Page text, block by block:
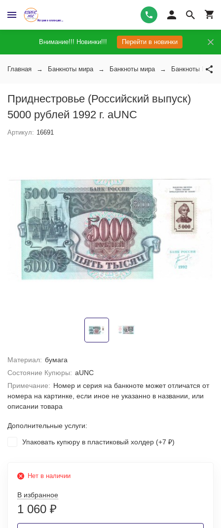
Внимание!!! Новинки!!! Перейти в новинки
Главная Банкноты мира Банкноты мира Банкноты
Приднестровье (Российский выпуск)
5000 рублей 1992 г. aUNC
Артикул: 16691
Материал: бумага
Состояние Купюры: aUNC
Примечание: Номер и серия на банкноте может отличатся от
номера на картинке, если иное не указанно в названии, или
описании товара
Дополнительные услуги:
Упаковать купюру в пластиковый холдер (+7 ₽)
Нет в наличии
В избранное
1 060 ₽